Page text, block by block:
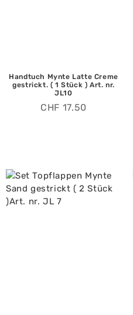
Handtuch Mynte Latte Creme
gestrickt. ( 1 Stück ) Art. nr.
JL10
CHF 17.50